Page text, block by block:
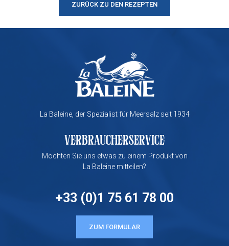
ZURÜCK ZU DEN REZEPTEN
La Baleine, der Spezialist für Meersalz seit 1934
VERBRAUCHERSERVICE
Möchten Sie uns etwas zu einem Produkt von
La Baleine mitteilen?
+33 (0)1 75 61 78 00
ZUM FORMULAR